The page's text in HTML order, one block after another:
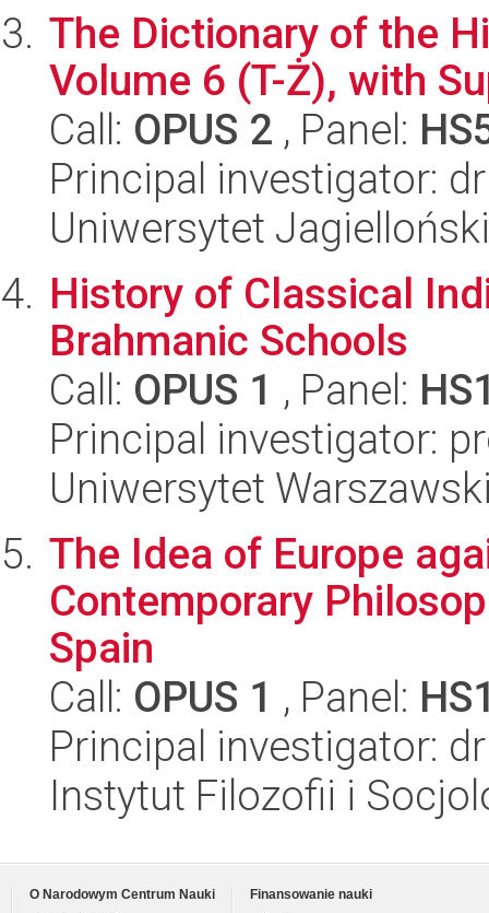
The Dictionary of the
Volume 6 (T-Ż), with
Call: OPUS 2 , Panel:
Principal investigator:
Uniwersytet
History of Classical
Brahmanic Schools
Call: OPUS 1 , Panel:
Principal investigator:
Uniwersytet
The Idea of Europe
Contemporary
Spain
Call: OPUS 1 , Panel:
Principal investigator:
Instytut Filozofii i
O Narodowym Centrum Nauki
Finansowanie nauki